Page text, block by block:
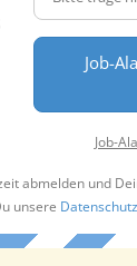
Job-
Job-
abmelden und
unsere